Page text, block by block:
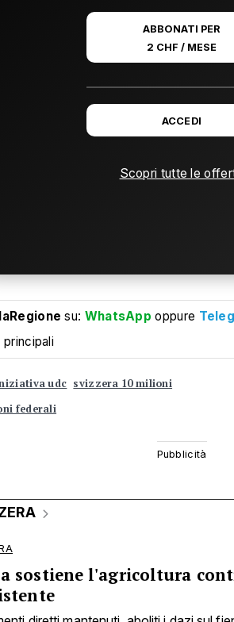
ABBONATI PER
2 CHF / MESE
ACCEDI
Scopri tutte le
laRegione su: WhatsApp oppure
principali
udc svizzera 10 milioni
federali
sostiene l'agricoltura